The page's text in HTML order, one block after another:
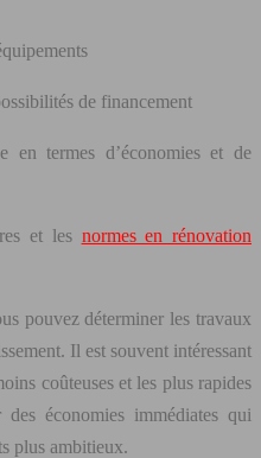
de financement
en termes d’économies et de
et les normes en rénovation
pouvez déterminer les travaux
Il est souvent intéressant
coûteuses et les plus rapides
économies immédiates qui
plus ambitieux.